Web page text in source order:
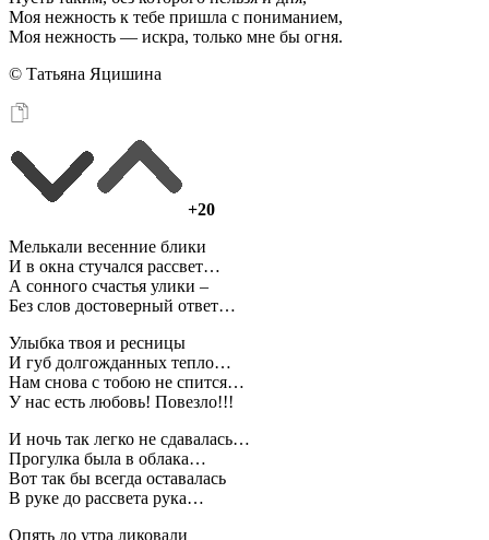
Моя нежность к тебе пришла с пониманием,
Моя нежность — искра, только мне бы огня.
© Татьяна Яцишина
+20
Мелькали весенние блики
И в окна стучался рассвет…
А сонного счастья улики –
Без слов достоверный ответ…
Улыбка твоя и ресницы
И губ долгожданных тепло…
Нам снова с тобою не спится…
У нас есть любовь! Повезло!!!
И ночь так легко не сдавалась…
Прогулка была в облака…
Вот так бы всегда оставалась
В руке до рассвета рука…
Опять до утра ликовали